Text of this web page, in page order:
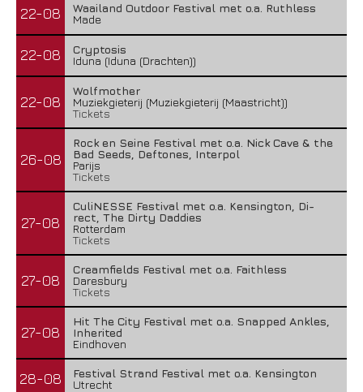
22-08
Waailand Outdoor Festival met o.a. Ruthless
Made
22-08
Cryptosis
Iduna (Iduna (Drachten))
22-08
Wolfmother
Muziekgieterij (Muziekgieterij (Maastricht))
Tickets
26-08
Rock en Seine Festival met o.a. Nick Cave & the
Bad Seeds, Deftones, Interpol
Parijs
Tickets
27-08
CuliNESSE Festival met o.a. Kensington, Di-
rect, The Dirty Daddies
Rotterdam
Tickets
27-08
Creamfields Festival met o.a. Faithless
Daresbury
Tickets
27-08
Hit The City Festival met o.a. Snapped Ankles,
Inherited
Eindhoven
28-08
Festival Strand Festival met o.a. Kensington
Utrecht